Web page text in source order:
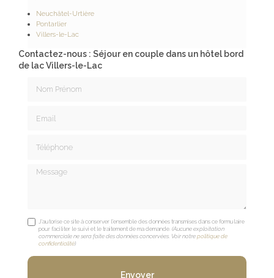
Neuchâtel-Urtière
Pontarlier
Villers-le-Lac
Contactez-nous : Séjour en couple dans un hôtel bord
de lac Villers-le-Lac
Message
J'autorise ce site à conserver l'ensemble des données transmises dans ce formulaire
pour faciliter le suivi et le traitement de ma demande.(Aucune exploitation
commerciale ne sera faite des données concervées. Voir notrepolitique de
confidentialité)